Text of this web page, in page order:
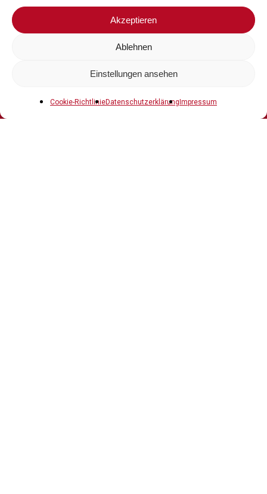
Akzeptieren
Ablehnen
Einstellungen ansehen
Cookie-RichtlinieDatenschutzerklärung Impressum
Bedürfnisse und setzen wesentlich auf drei
Marktverständnis,